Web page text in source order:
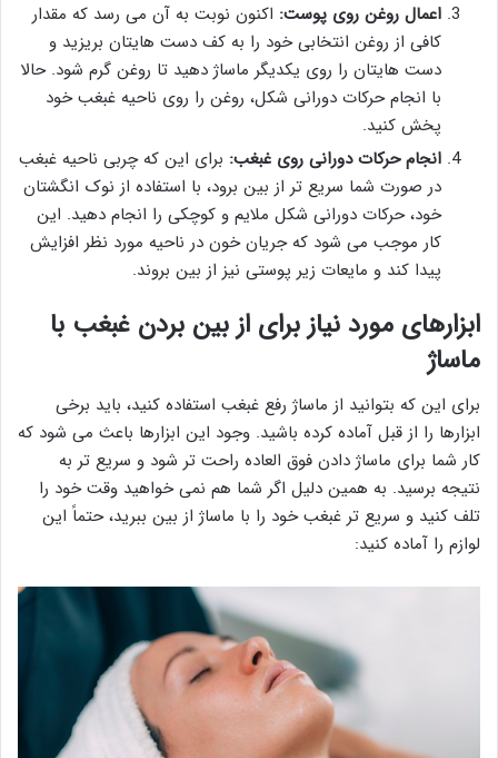
اعمال روغن روی پوست: اکنون نوبت به آن می رسد که مقدار
کافی از روغن انتخابی خود را به کف دست هایتان بریزید و
دست هایتان را روی یکدیگر ماساژ دهید تا روغن گرم شود. حالا
با انجام حرکات دورانی شکل، روغن را روی ناحیه غبغب خود
پخش کنید.
انجام حرکات دورانی روی غبغب: برای این که چربی ناحیه غبغب
در صورت شما سریع تر از بین برود، با استفاده از نوک انگشتان
خود، حرکات دورانی شکل ملایم و کوچکی را انجام دهید. این
کار موجب می شود که جریان خون در ناحیه مورد نظر افزایش
پیدا کند و مایعات زیر پوستی نیز از بین بروند.
ابزارهای مورد نیاز برای از بین بردن غبغب با
ماساژ
برای این که بتوانید از ماساژ رفع غبغب استفاده کنید، باید برخی
ابزارها را از قبل آماده کرده باشید. وجود این ابزارها باعث می شود که
کار شما برای ماساژ دادن فوق العاده راحت تر شود و سریع تر به
نتیجه برسید. به همین دلیل اگر شما هم نمی خواهید وقت خود را
تلف کنید و سریع تر غبغب خود را با ماساژ از بین ببرید، حتماً این
لوازم را آماده کنید: